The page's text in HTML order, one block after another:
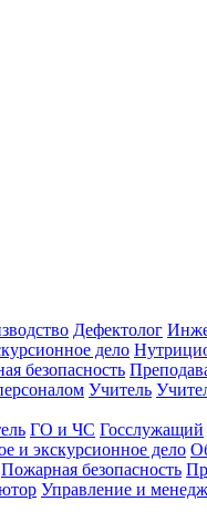
Дефектолог
дело
безопасность
Учитель
ГО и ЧС Госслужащий
и экскурсионное дело
Пожарная безопасность
Управление и